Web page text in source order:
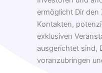
ermöglicht Dir den
Kontakten,
exklusiven
ausgerichtet sind,
voranzubringen